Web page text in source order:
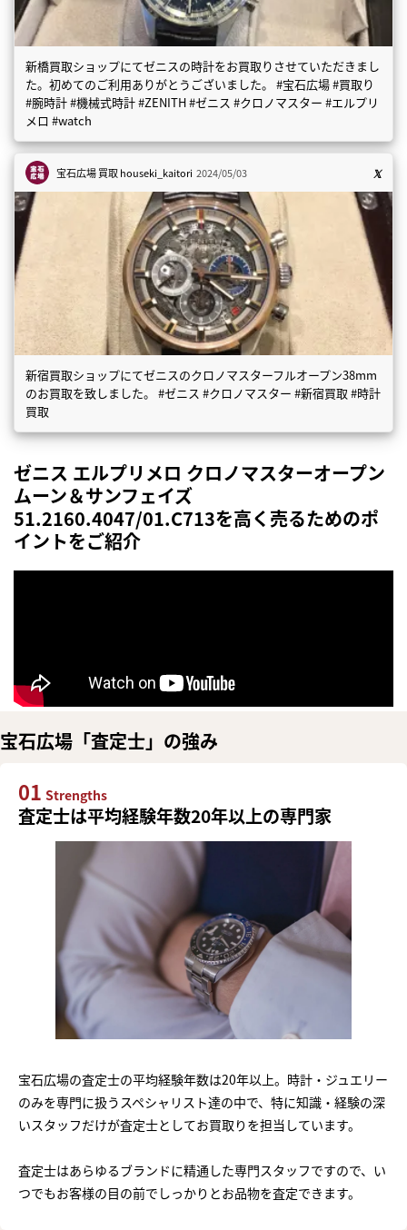
新橋買取ショップにてゼニスの時計をお買取りさせていただきまし
た。初めてのご利用ありがとうございました。 #宝石広場 #買取り
#腕時計 #機械式時計 #ZENITH #ゼニス #クロノマスター #エルプリ
メロ #watch
宝石広場 買取houseki_kaitori 2024/05/03
新宿買取ショップにてゼニスのクロノマスターフルオープン38mm
のお買取を致しました。 #ゼニス #クロノマスター #新宿買取 #時計
買取
ゼニス エルプリメロ クロノマスターオープン
ムーン＆サンフェイズ
51.2160.4047/01.C713を高く売るためのポ
イントをご紹介
宝石広場「査定士」の強み
01 Strengths
査定士は平均経験年数20年以上の専門家
宝石広場の査定士の平均経験年数は20年以上。時計・ジュエリー
のみを専門に扱うスペシャリスト達の中で、特に知識・経験の深
いスタッフだけが査定士としてお買取りを担当しています。
査定士はあらゆるブランドに精通した専門スタッフですので、い
つでもお客様の目の前でしっかりとお品物を査定できます。